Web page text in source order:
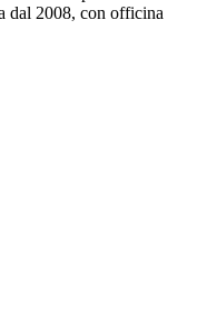
dal 2008, con officina